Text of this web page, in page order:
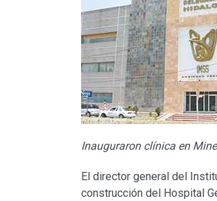
Inauguraron clínica en
El director general del
construcción del Hospital